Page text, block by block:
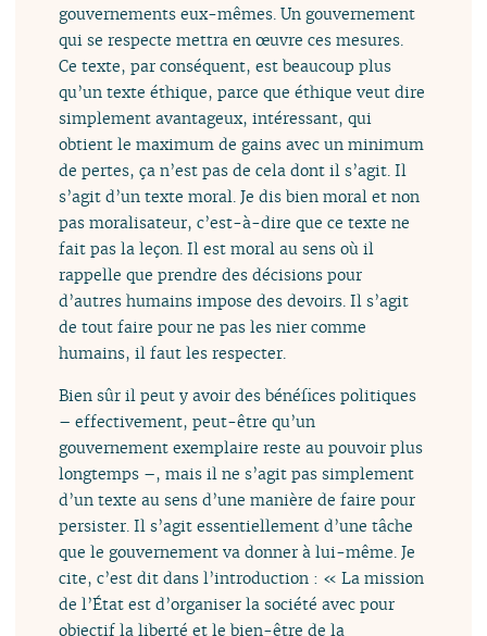
gouvernements eux-mêmes. Un gouvernement
qui se respecte mettra en œuvre ces mesures.
Ce texte, par conséquent, est beaucoup plus
qu’un texte éthique, parce que éthique veut dire
simplement avantageux, intéressant, qui
obtient le maximum de gains avec un minimum
de pertes, ça n’est pas de cela dont il s’agit. Il
s’agit d’un texte moral. Je dis bien moral et non
pas moralisateur, c’est-à-dire que ce texte ne
fait pas la leçon. Il est moral au sens où il
rappelle que prendre des décisions pour
d’autres humains impose des devoirs. Il s’agit
de tout faire pour ne pas les nier comme
humains, il faut les respecter.
Bien sûr il peut y avoir des bénéfices politiques
– effectivement, peut-être qu’un
gouvernement exemplaire reste au pouvoir plus
longtemps –, mais il ne s’agit pas simplement
d’un texte au sens d’une manière de faire pour
persister. Il s’agit essentiellement d’une tâche
que le gouvernement va donner à lui-même. Je
cite, c’est dit dans l’introduction : « La mission
de l’État est d’organiser la société avec pour
objectif la liberté et le bien-être de la